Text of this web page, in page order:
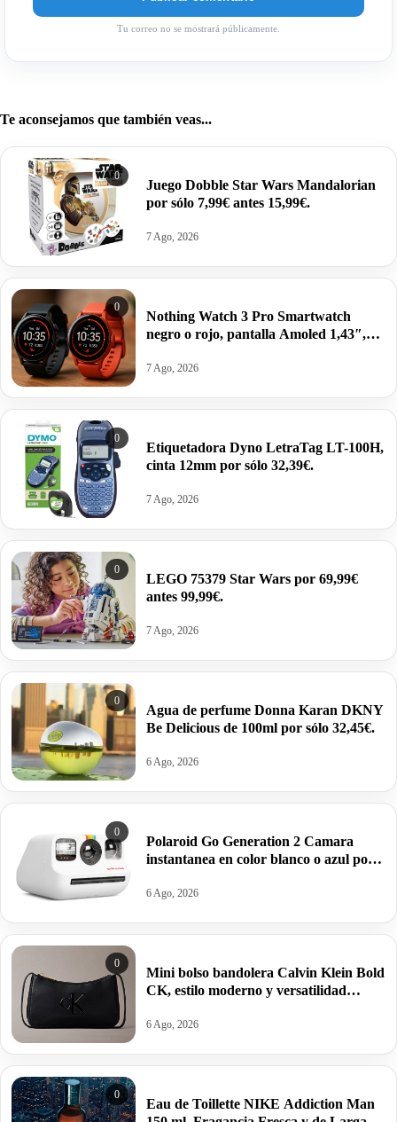
Tu correo no se mostrará públicamente.
Te aconsejamos que también veas...
0
Juego Dobble Star Wars Mandalorian
por sólo 7,99€ antes 15,99€.
7 Ago, 2026
0
Nothing Watch 3 Pro Smartwatch
negro o rojo, pantalla Amoled 1,43″,
corporal, autonomía 13 días por 62,52€
7 Ago, 2026
0
Etiquetadora Dyno LetraTag LT-100H,
cinta 12mm por sólo 32,39€.
7 Ago, 2026
0
LEGO 75379 Star Wars por 69,99€
antes 99,99€.
7 Ago, 2026
0
Agua de perfume Donna Karan DKNY
Be Delicious de 100ml por sólo 32,45€.
6 Ago, 2026
0
Polaroid Go Generation 2 Camara
instantanea en color blanco o azul por
6 Ago, 2026
0
Mini bolso bandolera Calvin Klein Bold
CK, estilo moderno y versatilidad
6 Ago, 2026
0
Eau de Toillette NIKE Addiction Man